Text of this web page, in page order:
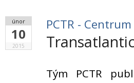
únor
10
2015
PCTR -
Tým PCTR